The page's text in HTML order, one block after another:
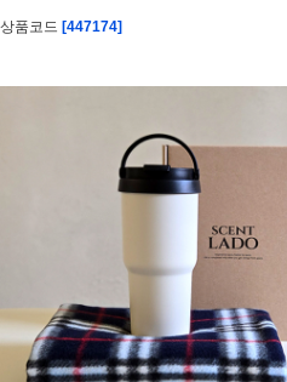
상품코드 [447174]